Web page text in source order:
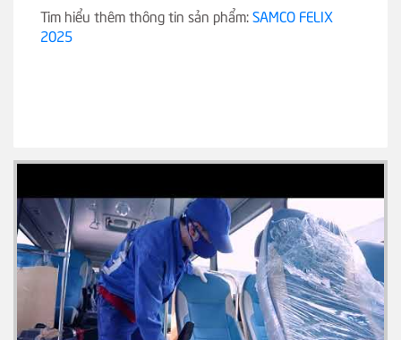
Tim hiểu thêm thông tin sản phẩm:SAMCO FELIX
2025